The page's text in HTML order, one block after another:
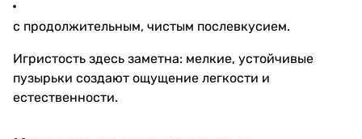
с продолжительным, чистым послевкусием.
Игристость здесь заметна: мелкие, устойчивые
пузырьки создают ощущение легкости и
естественности.